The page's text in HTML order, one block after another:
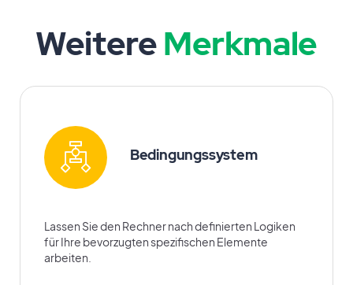
WeitereMerkmale
Bedingungssystem
Lassen Sie den Rechner nach definierten Logiken
für Ihre bevorzugten spezifischen Elemente
arbeiten.